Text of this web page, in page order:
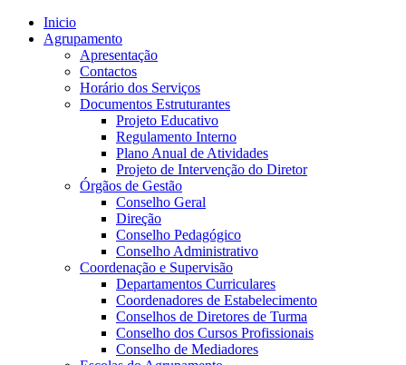
Inicio
Agrupamento
Apresentação
Contactos
Horário dos Serviços
Documentos Estruturantes
Projeto Educativo
Regulamento Interno
Plano Anual de Atividades
Projeto de Intervenção do Diretor
Órgãos de Gestão
Conselho Geral
Direção
Conselho Pedagógico
Conselho Administrativo
Coordenação e Supervisão
Departamentos Curriculares
Coordenadores de Estabelecimento
Conselhos de Diretores de Turma
Conselho dos Cursos Profissionais
Conselho de Mediadores